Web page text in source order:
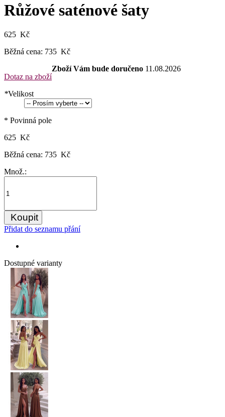
Růžové saténové šaty
625 Kč
Běžná cena: 735 Kč
Dotaz na zboží
Zboží Vám bude doručeno 11.08.2026
*Velikost
* Povinná pole
625 Kč
Běžná cena: 735 Kč
Množ.:
Koupit
Přidat do seznamu přání
Dostupné varianty